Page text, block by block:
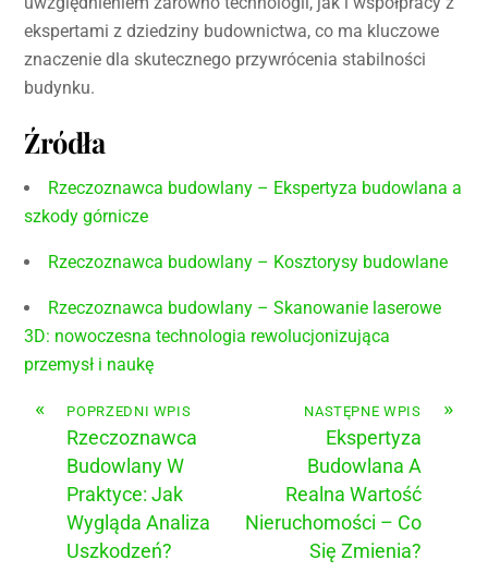
ekspertami z dziedziny budownictwa, co ma kluczowe
znaczenie dla skutecznego przywrócenia stabilności
budynku.
Źródła
Rzeczoznawca budowlany – Ekspertyza budowlana a
szkody górnicze
Rzeczoznawca budowlany – Kosztorysy budowlane
Rzeczoznawca budowlany – Skanowanie laserowe
3D: nowoczesna technologia rewolucjonizująca
przemysł i naukę
« POPRZEDNI WPIS
Rzeczoznawca
Budowlany W
Praktyce: Jak
Wygląda Analiza
Uszkodzeń?
»
NASTĘPNE WPIS
Ekspertyza
Budowlana A
Realna Wartość
Nieruchomości – Co
Się Zmienia?